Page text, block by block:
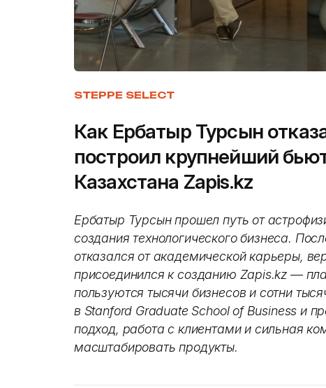
STEPPE SELECT
Как Ербатыр Турсын
построил крупнейший
Казахстана Zapis.kz
Ербатыр Турсын прошел путь от
создания технологического бизнеса.
отказался от академической карьеры,
присоединился к созданию Zapis.kz —
пользуются тысячи бизнесов и сотни
в Stanford Graduate School of Business и
подход, работа с клиентами и сильная
масштабировать продукты.